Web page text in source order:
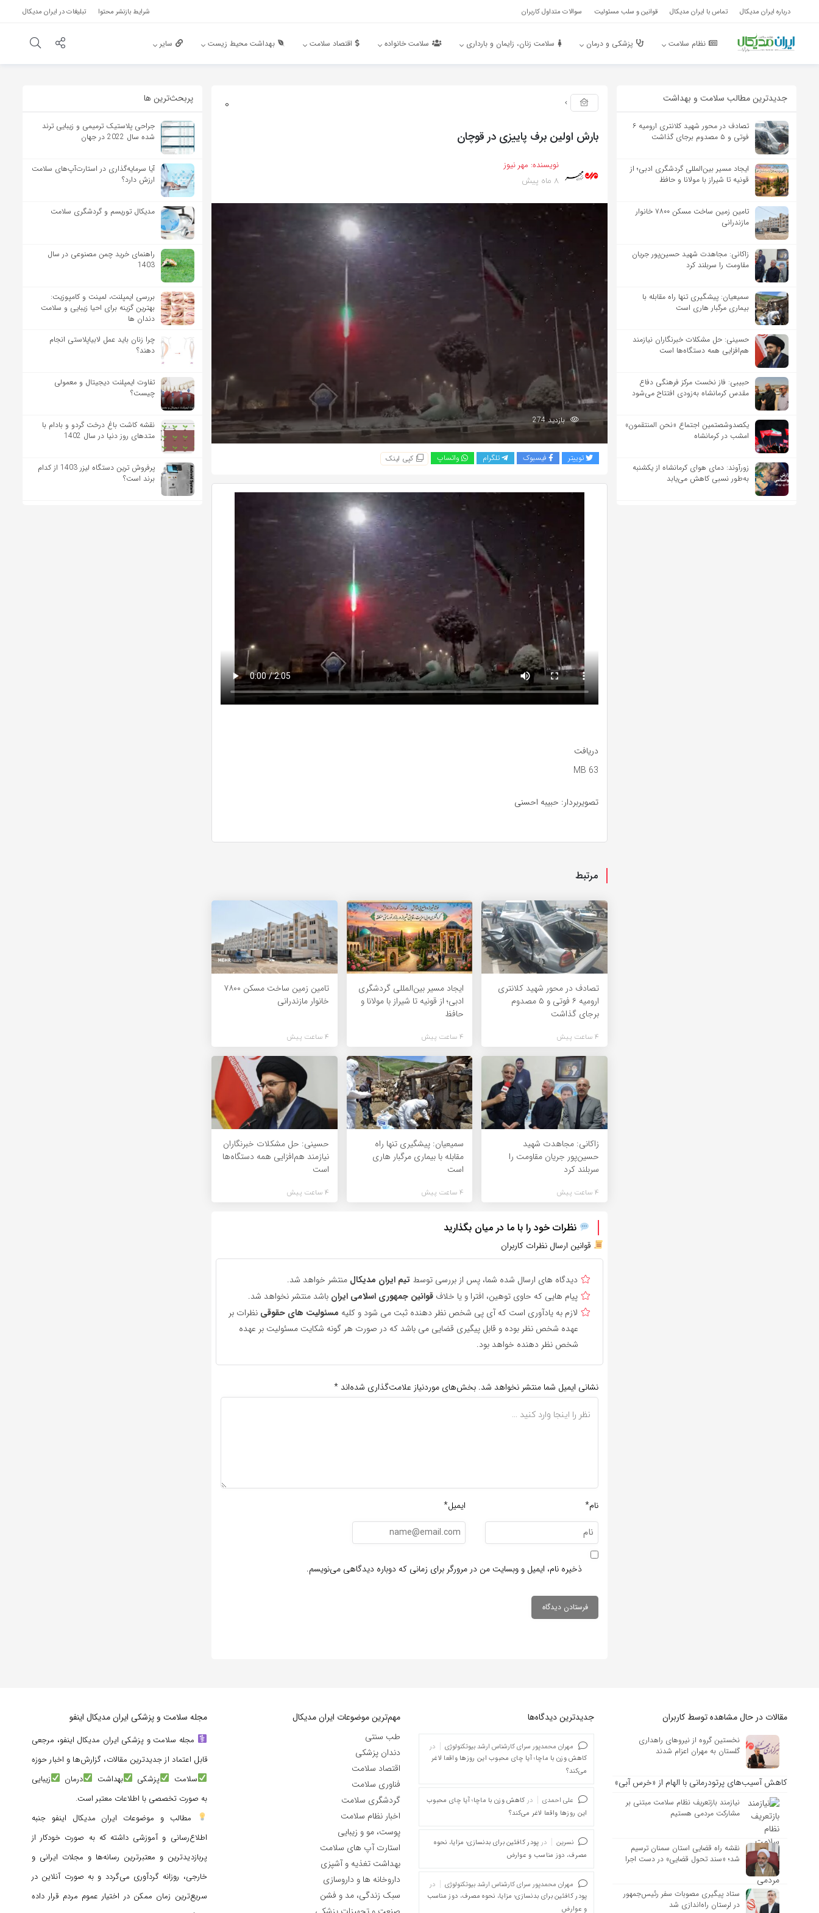
درباره ایران مدیکال تماس با ایران مدیکال قوانین و سلب مسئولیت سوالات متداول کاربران شرایط بازنشر محتوا تبلیغات در ایران مدیکال
نظام سلامت پزشکی و درمان سلامت زنان، زایمان و بارداری سلامت خانواده اقتصاد سلامت بهداشت محیط زیست سایر
جدیدترین مطالب سلامت و بهداشت
تصادف در محور شهید کلانتری ارومیه ۶
فوتی و ۵ مصدوم برجای گذاشت
ایجاد مسیر بین‌المللی گردشگری ادبی؛ از
قونیه تا شیراز با مولانا و حافظ
تامین زمین ساخت مسکن ۷۸۰۰ خانوار
مازندرانی
زاکانی: مجاهدت شهید حسین‌پور جریان
مقاومت را سربلند کرد
سمیعیان: پیشگیری تنها راه مقابله با
بیماری مرگبار هاری است
حسینی: حل مشکلات خبرنگاران نیازمند
هم‌افزایی همه دستگاه‌ها است
حبیبی: فاز نخست مرکز فرهنگی دفاع
مقدس کرمانشاه به‌زودی افتتاح می‌شود
یکصدوشصتمین اجتماع «نحن المنتقمون»
امشب در کرمانشاه
زورآوند: دمای هوای کرمانشاه از یکشنبه
به‌طور نسبی کاهش می‌یابد
0
بارش اولین برف پاییزی در قوچان
نویسنده: مهر نیوز
8 ماه پیش
بازدید 274
توییتر فیسبوک تلگرام واتساپ کپی لینک
دریافت
63 MB
تصویربردار: حبیبه احسنی
مرتبط
تصادف در محور شهید کلانتری
ارومیه ۶ فوتی و ۵ مصدوم
برجای گذاشت
4 ساعت پیش
ایجاد مسیر بین‌المللی گردشگری
ادبی؛ از قونیه تا شیراز با مولانا و
حافظ
4 ساعت پیش
تامین زمین ساخت مسکن ۷۸۰۰
خانوار مازندرانی
4 ساعت پیش
زاکانی: مجاهدت شهید
حسین‌پور جریان مقاومت را
سربلند کرد
4 ساعت پیش
سمیعیان: پیشگیری تنها راه
مقابله با بیماری مرگبار هاری
است
4 ساعت پیش
حسینی: حل مشکلات خبرنگاران
نیازمند هم‌افزایی همه دستگاه‌ها
است
4 ساعت پیش
نظرات خود را با ما در میان بگذارید
قوانین ارسال نظرات کاربران
دیدگاه های ارسال شده شما، پس از بررسی توسط تیم ایران مدیکال منتشر خواهد شد.
پیام هایی که حاوی توهین، افترا و یا خلاف قوانین جمهوری اسلامی ایران باشد منتشر نخواهد شد.
لازم به یادآوری است که آی پی شخص نظر دهنده ثبت می شود و کلیه مسئولیت های حقوقی نظرات بر
عهده شخص نظر بوده و قابل پیگیری قضایی می باشد که در صورت هر گونه شکایت مسئولیت بر عهده
شخص نظر دهنده خواهد بود.
نشانی ایمیل شما منتشر نخواهد شد. بخش‌های موردنیاز علامت‌گذاری شده‌اند *
نام* ایمیل*
ذخیره نام، ایمیل و وبسایت من در مرورگر برای زمانی که دوباره دیدگاهی می‌نویسم.
پربحث‌‌ترین ها
جراحی پلاستیک ترمیمی و زیبایی ترند
شده سال 2022 در جهان
آیا سرمایه‌گذاری در استارت‌آپ‌های سلامت
ارزش دارد؟
مدیکال توریسم و گردشگری سلامت
راهنمای خرید چمن مصنوعی در سال
1403
بررسی ایمپلنت، لمینت و کامپوزیت:
بهترین گزینه برای احیا زیبایی و سلامت
دندان ها
چرا زنان باید عمل لابیاپلاستی انجام
دهند؟
تفاوت ایمپلنت دیجیتال و معمولی
چیست؟
نقشه کاشت باغ درخت گردو و بادام با
متدهای روز دنیا در سال 1402
پرفروش ترین دستگاه لیزر 1403 از کدام
برند است؟
مقالات در حال مشاهده توسط کاربران
نخستین گروه از نیروهای راهداری
گلستان به مهران اعزام شدند
کاهش آسیب‌های پرتودرمانی با الهام از «خرس آبی»
نیازمند بازتعریف نظام سلامت مبتنی بر
مشارکت مردمی هستیم
نقشه راه قضایی استان سمنان ترسیم
شد؛ «سند تحول قضایی» در دست اجرا
ستاد پیگیری مصوبات سفر رئیس‌جمهور
در لرستان راه‌اندازی شد
جدیدترین دیدگاه‌‌ها
مهران محمدپور سرای کارشناس ارشد بیوتکنولوژی
در
کاهش وزن با ماچا؛ آیا چای محبوب این روزها واقعا لاغر
می‌کند؟
علی احمدی در کاهش وزن با ماچا؛ آیا چای محبوب
این روزها واقعا لاغر می‌کند؟
نسرین در پودر کافئین برای بدنسازی؛ مزایا، نحوه
مصرف، دوز مناسب و عوارض
مهران محمدپور سرای کارشناس ارشد بیوتکنولوژی
در
پودر کافئین برای بدنسازی؛ مزایا، نحوه مصرف، دوز مناسب
و عوارض
مهم‌ترین موضوعات ایران مدیکال
طب سنتی
دندان پزشکی
اقتصاد سلامت
فناوری سلامت
گردشگری سلامت
اخبار نظام سلامت
پوست، مو و زیبایی
استارت آپ های سلامت
بهداشت تغذیه و آشپزی
داروخانه ها و داروسازی
سبک زندگی، مد و فشن
مجله سلامت و پزشکی ایران مدیکال اینفو
مجله سلامت و پزشکی ایران مدیکال اینفو، مرجعی
قابل اعتماد از جدیدترین مقالات، گزارش‌ها و اخبار حوزه
سلامت
پزشکی بهداشت درمان
زیبایی
به صورت تخصصی با اطلاعات معتبر است.
مطالب و موضوعات ایران مدیکال اینفو جنبه
اطلاع‌رسانی و آموزشی داشته که به صورت خودکار از
پربازدیدترین و معتبرترین رسانه‌ها و مجلات ایرانی و
خارجی، روزانه گردآوری می‌گردد و به صورت آنلاین در
سریع‌ترین زمان ممکن در اختیار عموم مردم قرار داده